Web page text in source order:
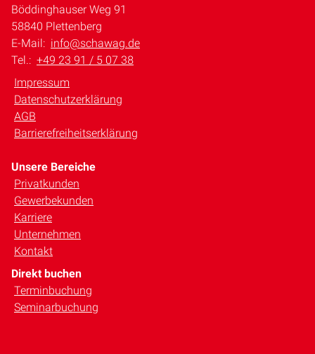
Böddinghauser Weg 91
58840 Plettenberg
E-Mail: info@schawag.de
Tel.: +49 23 91 / 5 07 38
Impressum
Datenschutzerklärung
AGB
Barrierefreiheitserklärung
Unsere Bereiche
Privatkunden
Gewerbekunden
Karriere
Unternehmen
Kontakt
Direkt buchen
Terminbuchung
Seminarbuchung